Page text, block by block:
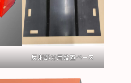
反射部分用設置ベース